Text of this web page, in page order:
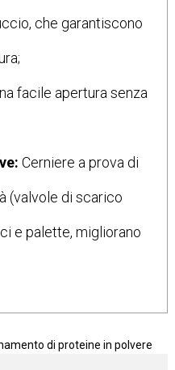
che garantiscono
facile apertura senza
Cerniere a prova di
(valvole di scarico
e palette, migliorano